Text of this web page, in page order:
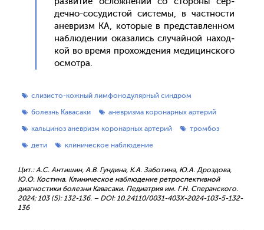
дечно-со­судис­той сис­те­мы, в час­тнос­ти
анев­ризм КА, ко­торые в пред­став­ленном
наб­лю­дении ока­зались слу­чай­ной на­ход­
кой во вре­мя про­хож­де­ния ме­дицин­ско­го
ос­мотра.
слизисто-кожный лимфонодулярный синдром
болезнь Кавасаки
аневризма коронарных артерий
кальциноз аневризм коронарных артерий
тромбоз
дети
клиническое наблюдение
Цит.: А.С. Антишин, А.В. Гундина, К.А. Заботина, Ю.А. Дроздова,
Ю.О. Костина. Клиническое наблюдение ретроспективной
диагностики болезни Кавасаки. Педиатрия им. Г.Н. Сперанского.
2024; 103 (5): 132-136. – DOI: 10.24110/0031-403X-2024-103-5-132-
136